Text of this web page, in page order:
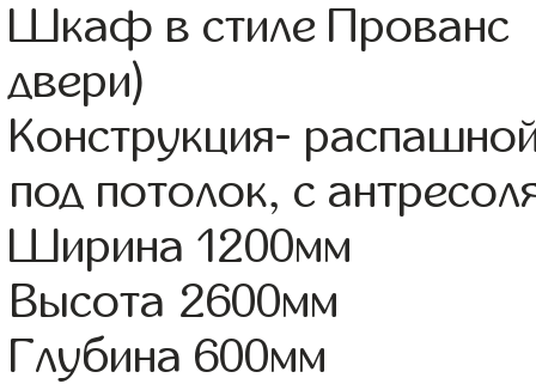
Шкаф в стиле Прованс
двери)
Конструкция-
под потолок, с
Ширина 1200мм
Высота 2600мм
Глубина 600мм